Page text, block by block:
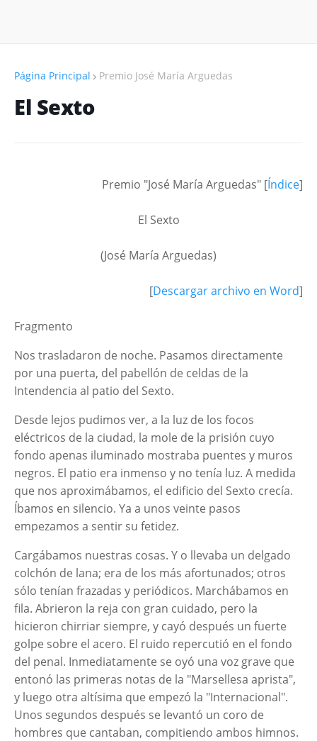
Página Principal Premio José María Arguedas
El Sexto
Premio "José María Arguedas" [Índice]
El Sexto
(José María Arguedas)
[Descargar archivo en Word]
Fragmento
Nos trasladaron de noche. Pasamos directamente
por una puerta, del pabellón de celdas de la
Intendencia al patio del Sexto.
Desde lejos pudimos ver, a la luz de los focos
eléctricos de la ciudad, la mole de la prisión cuyo
fondo apenas iluminado mostraba puentes y muros
negros. El patio era inmenso y no tenía luz. A medida
que nos aproximábamos, el edificio del Sexto crecía.
Íbamos en silencio. Ya a unos veinte pasos
empezamos a sentir su fetidez.
Cargábamos nuestras cosas. Y o llevaba un delgado
colchón de lana; era de los más afortunados; otros
sólo tenían frazadas y periódicos. Marchábamos en
fila. Abrieron la reja con gran cuidado, pero la
hicieron chirriar siempre, y cayó después un fuerte
golpe sobre el acero. El ruido repercutió en el fondo
del penal. Inmediatamente se oyó una voz grave que
entonó las primeras notas de la "Marsellesa aprista",
y luego otra altísima que empezó la "Internacional".
Unos segundos después se levantó un coro de
hombres que cantaban, compitiendo ambos himnos.